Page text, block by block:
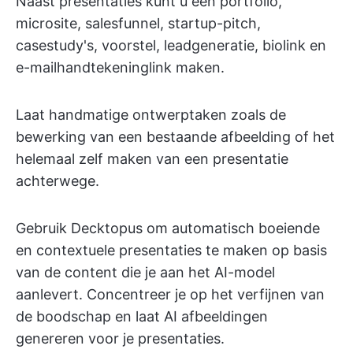
microsite, salesfunnel, startup-pitch,
casestudy's, voorstel, leadgeneratie, biolink en
e-mailhandtekeninglink maken.
Laat handmatige ontwerptaken zoals de
bewerking van een bestaande afbeelding of het
helemaal zelf maken van een presentatie
achterwege.
Gebruik Decktopus om automatisch boeiende
en contextuele presentaties te maken op basis
van de content die je aan het AI-model
aanlevert. Concentreer je op het verfijnen van
de boodschap en laat AI afbeeldingen
genereren voor je presentaties.